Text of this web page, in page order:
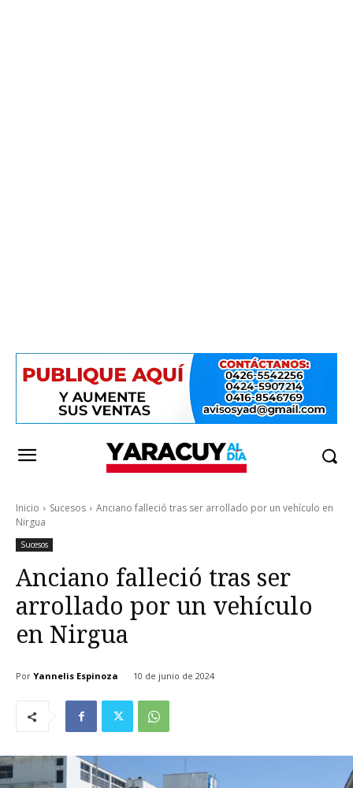
Inicio Sucesos
Anciano falleció tras ser arrollado por un vehículo en
Nirgua
Sucesos
Anciano falleció tras ser
arrollado por un vehículo
en Nirgua
Por Yannelis Espinoza 10 de junio de 2024